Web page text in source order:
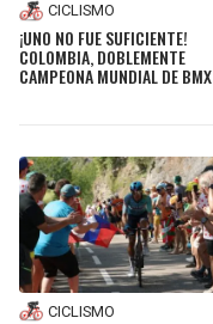
CICLISMO
¡UNO NO FUE SUFICIENTE!
COLOMBIA, DOBLEMENTE
CAMPEONA MUNDIAL DE BMX
CICLISMO